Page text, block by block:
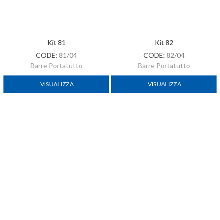
Kit 82
CODE: 82/04
Barre Portatutto
VISUALIZZA